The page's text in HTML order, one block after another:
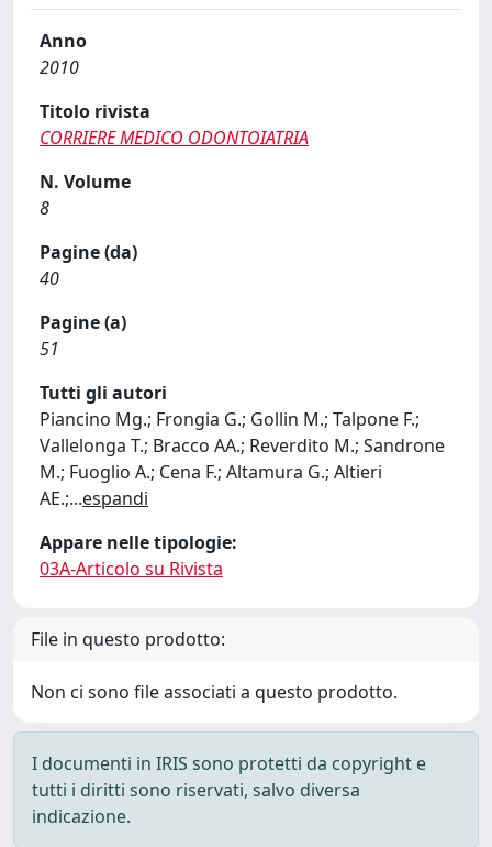
Anno
2010
Titolo rivista
CORRIERE MEDICO ODONTOIATRIA
N. Volume
8
Pagine (da)
40
Pagine (a)
51
Tutti gli autori
Piancino Mg.; Frongia G.; Gollin M.; Talpone F.;
Vallelonga T.; Bracco AA.; Reverdito M.; Sandrone
M.; Fuoglio A.; Cena F.; Altamura G.; Altieri
AE.;...espandi
Appare nelle tipologie:
03A-Articolo su Rivista
File in questo prodotto:
Non ci sono file associati a questo prodotto.
I documenti in IRIS sono protetti da copyright e
tutti i diritti sono riservati, salvo diversa
indicazione.